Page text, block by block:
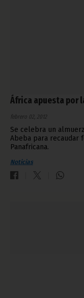
África apuesta por
febrero 02, 2012
Se celebra un
Abeba para recaudar
Panafricana.
Noticias